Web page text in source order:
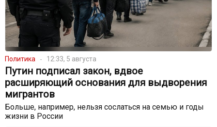
Политика 12:33, 5 августа
Путин подписал закон, вдвое
расширяющий основания для выдворения
мигрантов
Больше, например, нельзя сослаться на семью и годы
жизни в России